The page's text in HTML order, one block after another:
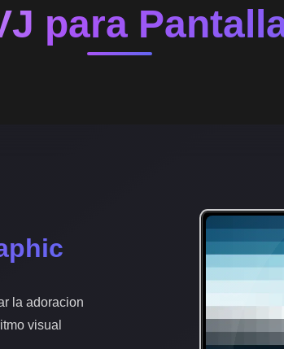
para
la adoracion
visual